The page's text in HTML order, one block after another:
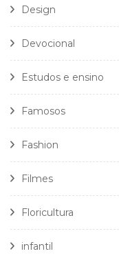
Design
Devocional
Estudos e ensino
Famosos
Fashion
Filmes
Floricultura
infantil